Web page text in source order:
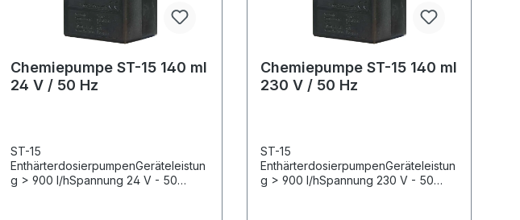
Chemiepumpe ST-15 140 ml
24 V / 50 Hz
ST-15
EnthärterdosierpumpenGeräteleistun
g > 900 l/hSpannung 24 V - 50
Chemiepumpe ST-15 140 ml
230 V / 50 Hz
ST-15
EnthärterdosierpumpenGeräteleistun
g > 900 l/hSpannung 230 V - 50